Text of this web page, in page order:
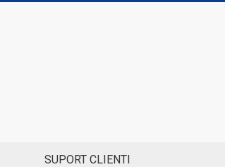
SUPORT CLIENTI